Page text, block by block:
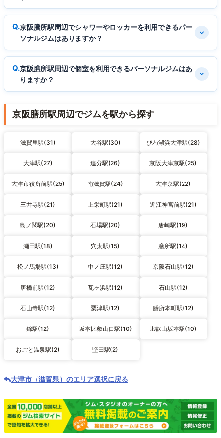
京阪膳所駅周辺でシャワーやロッカーを利用できるパー
ソナルジムはありますか？
京阪膳所駅周辺で個室を利用できるパーソナルジムはあ
りますか？
京阪膳所駅周辺でジムを駅から探す
滋賀里駅(31) 大谷駅(30) びわ湖浜大津駅(28)
大津駅(27) 追分駅(26) 京阪大津京駅(25)
大津市役所前駅(25) 南滋賀駅(24) 大津京駅(22)
三井寺駅(21) 上栄町駅(21) 近江神宮前駅(21)
島ノ関駅(20) 石場駅(20) 唐崎駅(19)
瀬田駅(18) 穴太駅(15) 膳所駅(14)
松ノ馬場駅(13) 中ノ庄駅(12) 京阪石山駅(12)
唐橋前駅(12) 瓦ヶ浜駅(12) 石山駅(12)
石山寺駅(12) 粟津駅(12) 膳所本町駅(12)
錦駅(12) 坂本比叡山口駅(10) 比叡山坂本駅(10)
おごと温泉駅(2) 堅田駅(2)
大津市（滋賀県）のエリア選択に戻る